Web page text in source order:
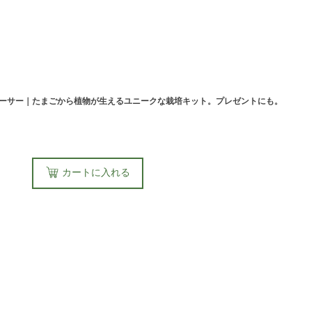
ー｜たまごから植物が生えるユニークな栽培キット。プレゼントにも。
カートに入れる